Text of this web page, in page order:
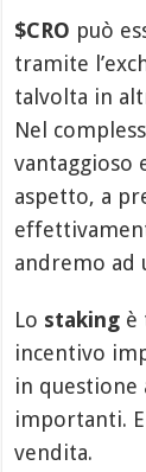
$CRO può
tramite
talvolta in
Nel
vantaggioso
aspetto, a
andremo ad
Lo staking è
incentivo
in questione
importanti.
vendita.